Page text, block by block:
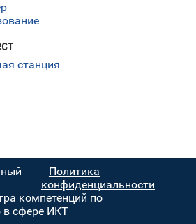
станция
Политика
конфиденциальности
компетенций по
сфере ИКТ